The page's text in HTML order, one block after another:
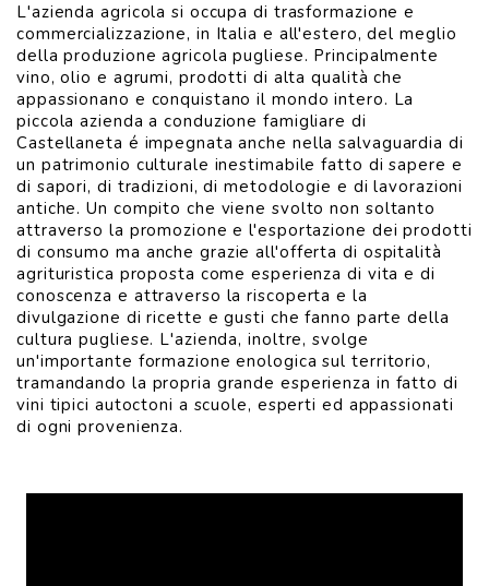
L'azienda agricola si occupa di trasformazione e
commercializzazione, in Italia e all'estero, del meglio
della produzione agricola pugliese. Principalmente
vino, olio e agrumi, prodotti di alta qualità che
appassionano e conquistano il mondo intero. La
piccola azienda a conduzione famigliare di
Castellaneta é impegnata anche nella salvaguardia di
un patrimonio culturale inestimabile fatto di sapere e
di sapori, di tradizioni, di metodologie e di lavorazioni
antiche. Un compito che viene svolto non soltanto
attraverso la promozione e l'esportazione dei prodotti
di consumo ma anche grazie all'offerta di ospitalità
agrituristica proposta come esperienza di vita e di
conoscenza e attraverso la riscoperta e la
divulgazione di ricette e gusti che fanno parte della
cultura pugliese. L'azienda, inoltre, svolge
un'importante formazione enologica sul territorio,
tramandando la propria grande esperienza in fatto di
vini tipici autoctoni a scuole, esperti ed appassionati
di ogni provenienza.